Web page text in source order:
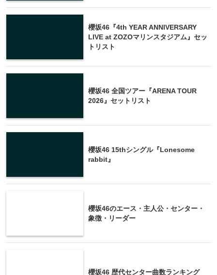
櫻坂46『4th YEAR ANNIVERSARY
LIVE at ZOZOマリンスタジアム』セッ
トリスト
櫻坂46 全国ツアー『ARENA TOUR
2026』セットリスト
櫻坂46 15thシングル『Lonesome
rabbit』
櫻坂46のエース・主人公・センター・
象徴・リーダー
櫻坂46 歴代センター曲数ランキング